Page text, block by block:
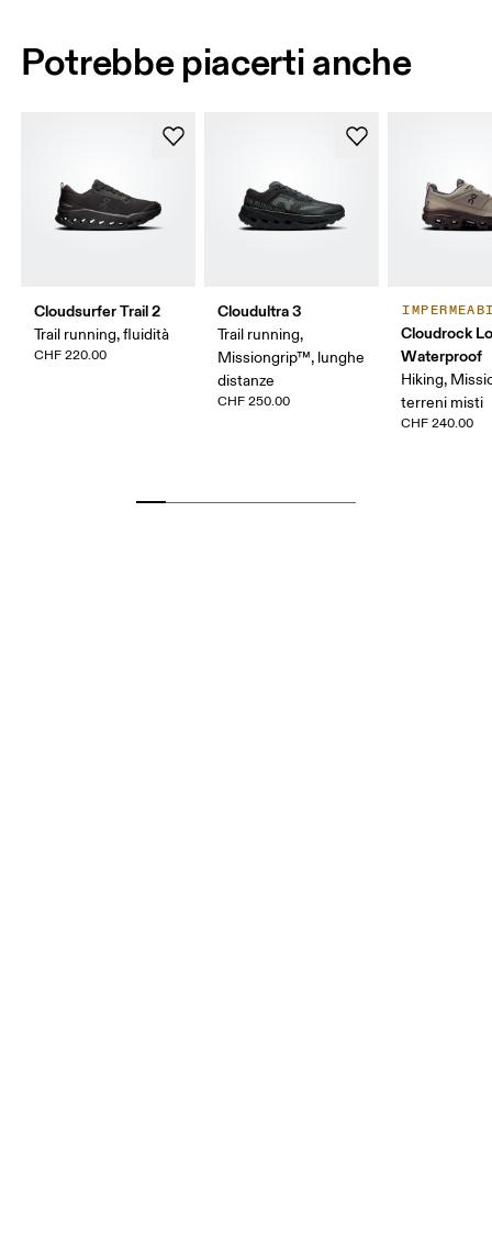
Potrebbe piacerti anche
Cloudsurfer Trail 2
Trail running, fluidità
CHF 220.00
Cloudultra 3
Trail running,
Missiongrip™, lunghe
distanze
CHF 250.00
Cloudrock
Waterproof
Hiking,
terreni misti
CHF 240.00